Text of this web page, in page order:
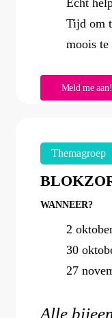
Tijd om
moois te
Meld me aan!
Themagroep
WANNEER?
2
30
27
Alle